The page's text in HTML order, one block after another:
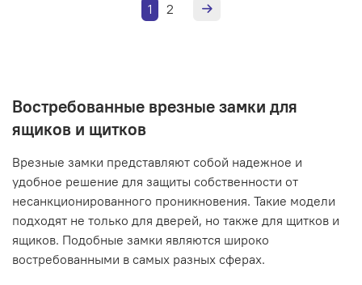
1 2
Востребованные врезные замки для
ящиков и щитков
Врезные замки представляют собой надежное и
удобное решение для защиты собственности от
несанкционированного проникновения. Такие модели
подходят не только для дверей, но также для щитков и
ящиков. Подобные замки являются широко
востребованными в самых разных сферах.